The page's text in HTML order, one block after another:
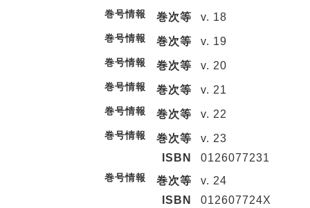
巻号情報 巻次等 v. 18
巻号情報 巻次等 v. 19
巻号情報 巻次等 v. 20
巻号情報 巻次等 v. 21
巻号情報 巻次等 v. 22
巻号情報 巻次等
v. 23
ISBN
0126077231
巻号情報 巻次等
v. 24
ISBN
012607724X